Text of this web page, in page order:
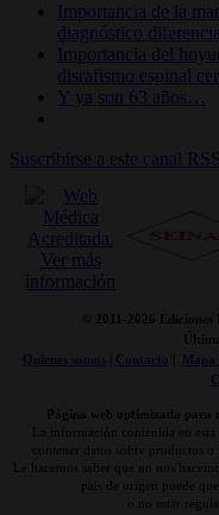
Importancia de la
diagnóstico diferencial
Importancia del
disrafismo espinal
Y ya son 63 años…
Suscribirse a este canal RSS
© 2011- 2026
Quienes somos| Contacto Mapa
Página web optimizada
La información contenida en
contener datos sobre productos
Le hacemos saber que no nos
país de origen puede
o no estar